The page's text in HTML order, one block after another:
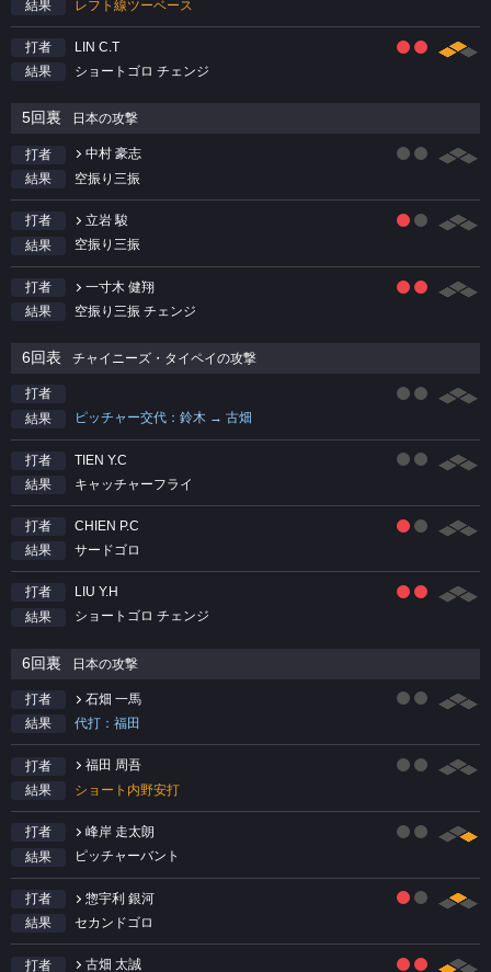
結果 レフト線ツーベース
打者
LIN C.T
結果
ショートゴロ チェンジ
5回裏 日本の攻撃
打者
中村 豪志
結果
空振り三振
打者
立岩 駿
結果
空振り三振
打者
一寸木 健翔
結果
空振り三振 チェンジ
6回表 チャイニーズ・タイペイの攻撃
打者
結果
ピッチャー交代：鈴木 → 古畑
打者
TIEN Y.C
結果
キャッチャーフライ
打者
CHIEN P.C
結果
サードゴロ
打者
LIU Y.H
結果
ショートゴロ チェンジ
6回裏 日本の攻撃
打者
石畑 一馬
結果
代打：福田
打者
福田 周吾
結果
ショート内野安打
打者
峰岸 走太朗
結果
ピッチャーバント
打者
惣宇利 銀河
結果
セカンドゴロ
打者
古畑 太誠